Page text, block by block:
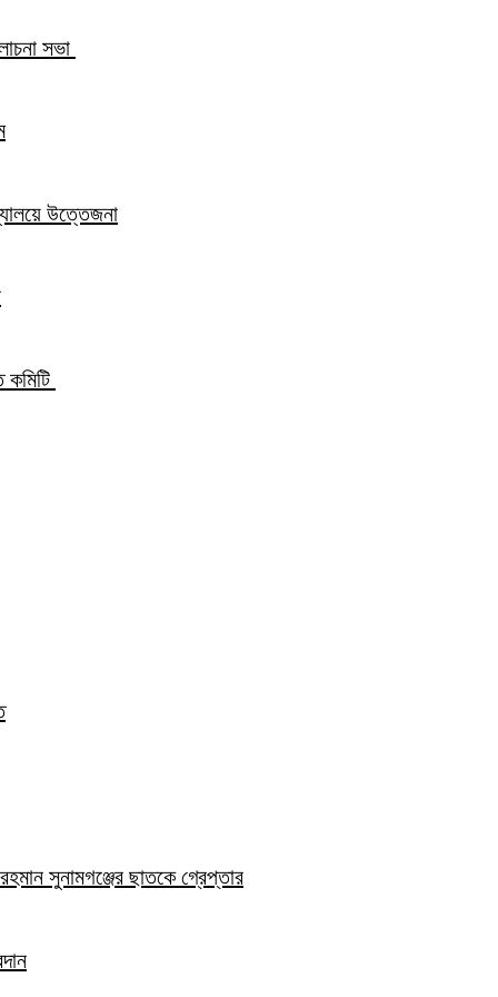
সভা
উত্তেজনা
সুনামগঞ্জের ছাতকে গ্রেপ্তার